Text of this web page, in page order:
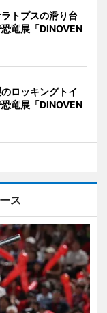
トプスの滑り台
竜展「DINOVEN
ロッキングトイ
竜展「DINOVEN
ス